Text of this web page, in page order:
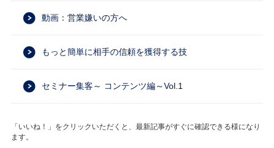
動画：営業嫌いの方へ
もっと簡単に相手の信頼を獲得する技
セミナー集客～ コンテンツ編～Vol.1
「いいね！」をクリックいただくと、最新記事がすぐに確認できる様になり
ます。